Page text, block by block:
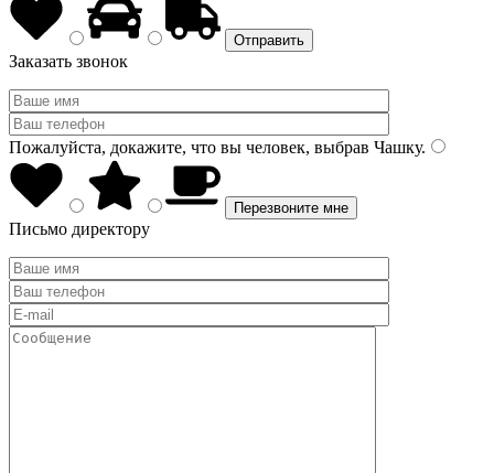
Заказать звонок
Пожалуйста, докажите, что вы человек, выбрав Чашку.
Письмо директору